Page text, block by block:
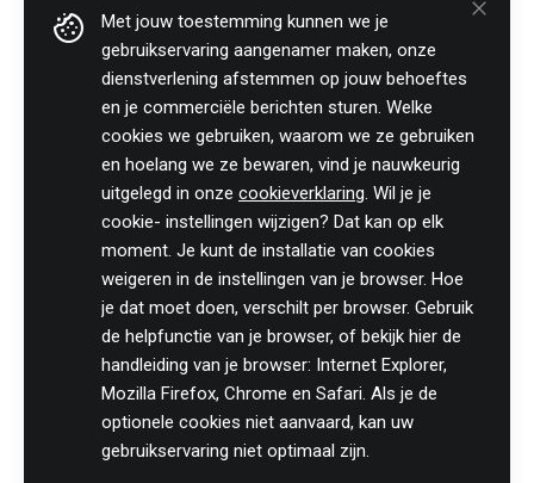
Met jouw toestemming kunnen we je
gebruikservaring aangenamer maken, onze
dienstverlening afstemmen op jouw behoeftes
en je commerciële berichten sturen. Welke
cookies we gebruiken, waarom we ze gebruiken
en hoelang we ze bewaren, vind je nauwkeurig
uitgelegd in onze cookieverklaring. Wil je je
cookie- instellingen wijzigen? Dat kan op elk
moment. Je kunt de installatie van cookies
weigeren in de instellingen van je browser. Hoe
je dat moet doen, verschilt per browser. Gebruik
de helpfunctie van je browser, of bekijk hier de
handleiding van je browser: Internet Explorer,
Mozilla Firefox, Chrome en Safari. Als je de
optionele cookies niet aanvaard, kan uw
gebruikservaring niet optimaal zijn.
Practicali bv
Hof te Perremans 16
+32 (0)46 820 02 12
Fax: +32 (0)51 85 00 78
E-mail: info@practicali.be
Ondernemingsnummer: BE 0848.432.274
Volg ons fiscaal nieuws op